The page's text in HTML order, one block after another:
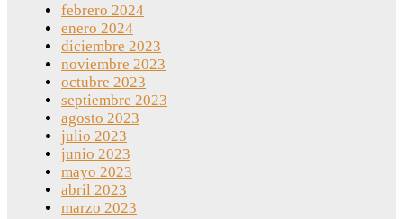
febrero 2024
enero 2024
diciembre 2023
noviembre 2023
octubre 2023
septiembre 2023
agosto 2023
julio 2023
junio 2023
mayo 2023
abril 2023
marzo 2023